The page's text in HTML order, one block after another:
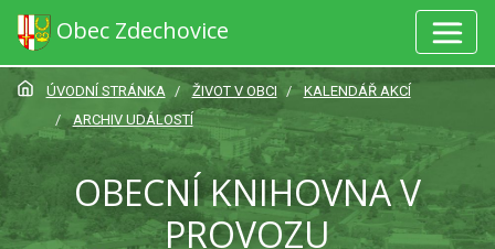
Obec Zdechovice
ÚVODNÍ STRÁNKA ŽIVOT V OBCI
KALENDÁŘ AKCÍ
ARCHIV UDÁLOSTÍ
OBECNÍ KNIHOVNA V
PROVOZU